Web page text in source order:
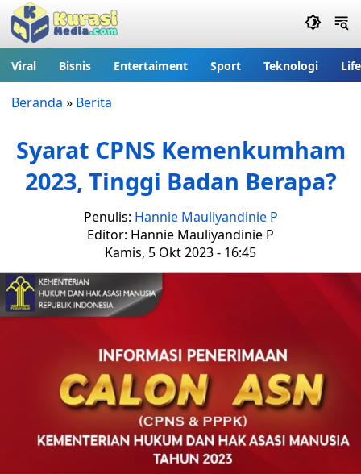
Viral Bisnis Entertaiment Sport Teknologi
Beranda » Berita
Syarat CPNS Kemenkumham
2023, Tinggi Badan Berapa?
Penulis: Hannie Mauliyandinie P
Editor: Hannie Mauliyandinie P
Kamis, 5 Okt 2023 - 16:45